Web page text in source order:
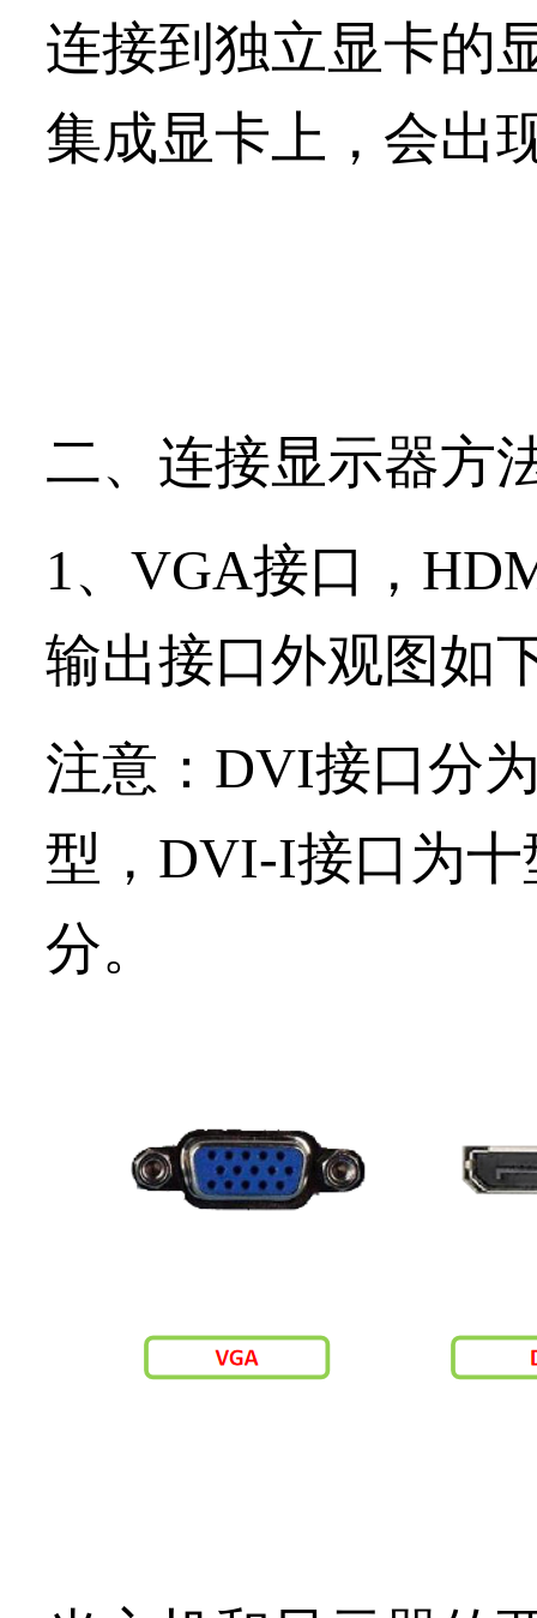
连接到独立显卡的
集成显卡上，会出
二、连接显示器方
1、VGA接口，
输出接口外观图如
注意：DVI接口分
型，DVI-I接口为
分。